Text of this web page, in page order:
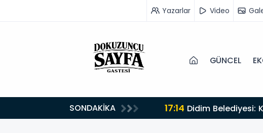
Yazarlar Video
GÜNCEL
SONDAKİKA 17:14 Didim Belediyesi: